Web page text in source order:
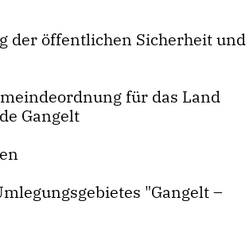
der öffentlichen Sicherheit und
für das Land
Gangelt
"Gangelt –